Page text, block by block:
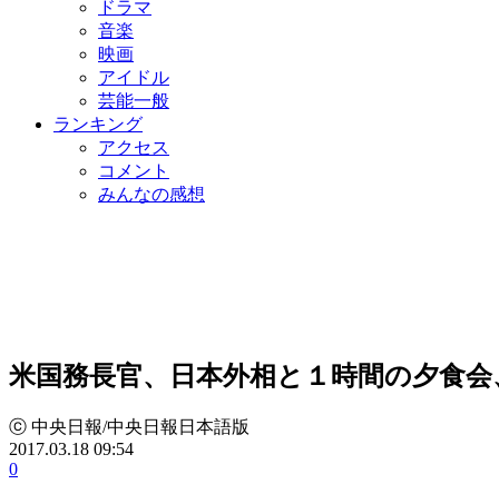
ドラマ
音楽
映画
アイドル
芸能一般
ランキング
アクセス
コメント
みんなの感想
米国務長官、日本外相と１時間の夕食
ⓒ 中央日報/中央日報日本語版
2017.03.18 09:54
0